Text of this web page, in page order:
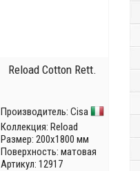
Reload Cotton Rett.
Производитель: Cisa
Коллекция: Reload
Размер: 200x1800 мм
Поверхность: матовая
Артикул: 12917